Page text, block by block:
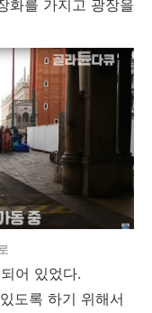
화를 가지고 광장을
어 있었다.
도록 하기 위해서